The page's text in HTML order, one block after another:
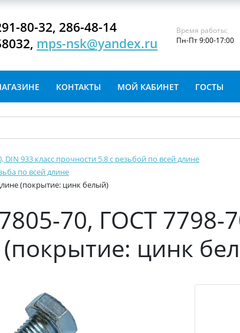
80-32, 286-48-14
mps-nsk@yandex.ru
Время работы:
Пн-Пт 9:00-17:00
КОНТАКТЫ МОЙ КАБИНЕТ ГОСТЫ
DIN 933 класс прочности 5.8 с резьбой по всей длине
по всей длине
(покрытие: цинк белый)
70, ГОСТ 7798-
цинк